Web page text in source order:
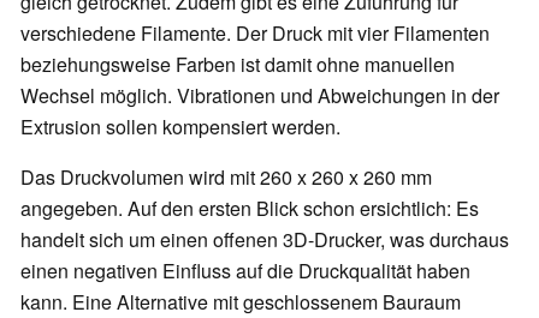
verschiedene Filamente. Der Druck mit vier Filamenten
beziehungsweise Farben ist damit ohne manuellen
Wechsel möglich. Vibrationen und Abweichungen in der
Extrusion sollen kompensiert werden.
Das Druckvolumen wird mit 260 x 260 x 260 mm
angegeben. Auf den ersten Blick schon ersichtlich: Es
handelt sich um einen offenen 3D-Drucker, was durchaus
einen negativen Einfluss auf die Druckqualität haben
kann. Eine Alternative mit geschlossenem Bauraum